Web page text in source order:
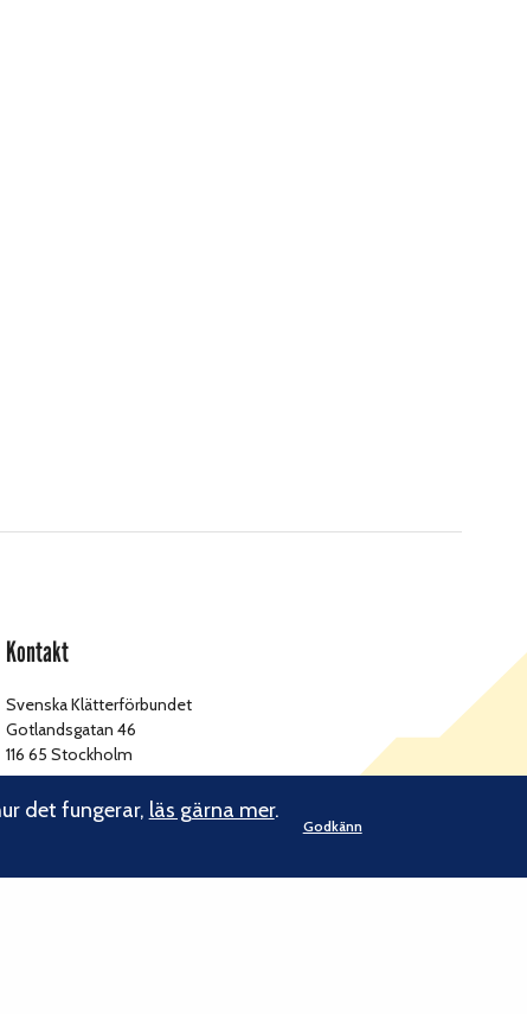
Kontakt
Svenska Klätterförbundet
Gotlandsgatan 46
116 65 Stockholm
E-post: kansliet@klatterforbundet.rf.se
det fungerar, läs gärna mer.
Godkänn